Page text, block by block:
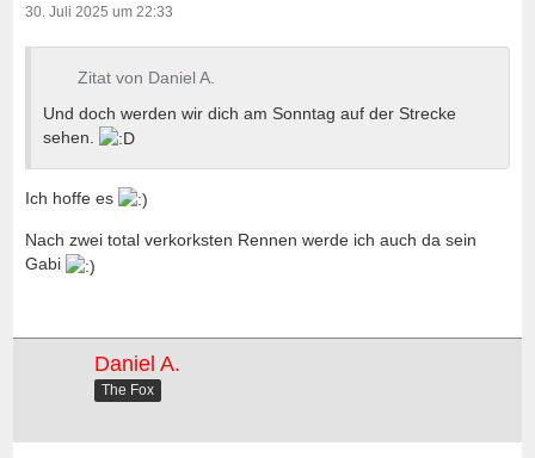
30. Juli 2025 um 22:33
Zitat von Daniel A.
Und doch werden wir dich am Sonntag auf der Strecke
sehen.
Ich hoffe es
Nach zwei total verkorksten Rennen werde ich auch da sein
Gabi
Daniel A.
The Fox